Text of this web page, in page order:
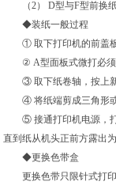
（2） D型与F型前换纸
◆装纸一般过程
① 取下打印机的前盖
② A型面板式微打必须从
③ 取下纸卷轴，按上新
④ 将纸端剪成三角形
⑤ 接通打印机电源，打
直到纸从机头正前方露出
◆更换色带盒
更换色带只限针式打印